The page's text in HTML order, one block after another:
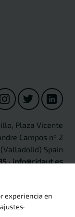
Plaza Vicente
Campos nº 2
Spain
· info@cidaut.es
experiencia en
ajustes.